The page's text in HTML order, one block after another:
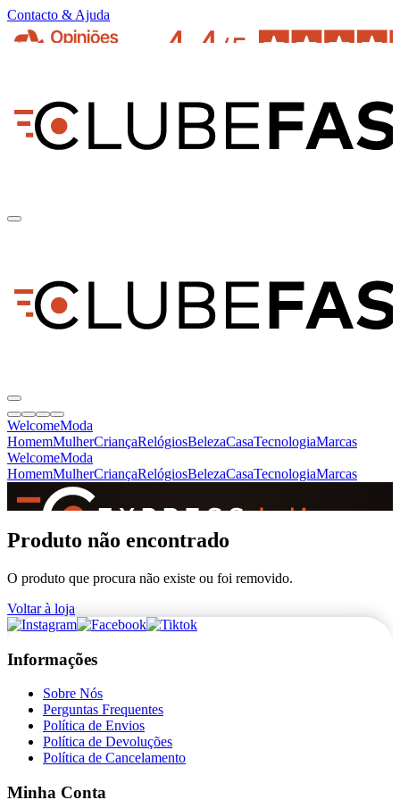
Contacto & Ajuda
WelcomeModa
HomemMulherCriançaRelógiosBelezaCasaTecnologiaMarcas
WelcomeModa
HomemMulherCriançaRelógiosBelezaCasaTecnologiaMarcas
+de 36.000 reviews
Produto não encontrado
O produto que procura não existe ou foi removido.
Voltar à loja
Informações
Sobre Nós
Perguntas Frequentes
Política de Envios
Política de Devoluções
Política de Cancelamento
Minha Conta